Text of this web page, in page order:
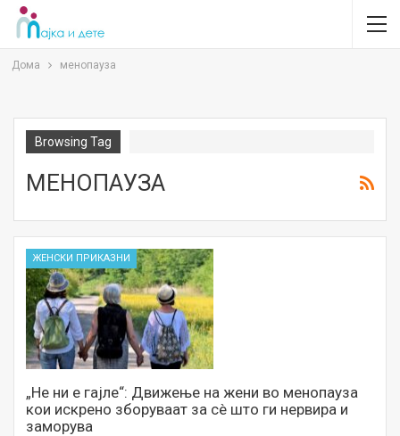
Дома менопауза
Browsing Tag
МЕНОПАУЗА
ЖЕНСКИ ПРИКАЗНИ
„Не ни е гајле“: Движење на жени во менопауза
кои искрено зборуваат за сè што ги нервира и
заморува